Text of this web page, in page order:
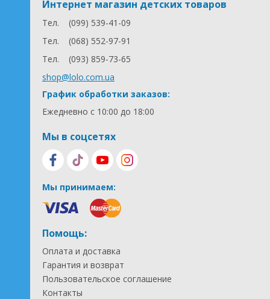
Интернет магазин детских товаров
Тел.
(099) 539-41-09
Тел.
(068) 552-97-91
Тел.
(093) 859-73-65
shop@lolo.com.ua
График обработки заказов:
Ежедневно с 10:00 до 18:00
Мы в соцсетях
Мы принимаем:
Помощь:
Оплата и доставка
Гарантия и возврат
Пользовательское соглашение
Контакты